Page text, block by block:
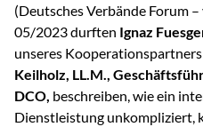
(Deutsches Verbände Forum
05/2023 durften Ignaz
unseres
Keilholz, LL.M.,
DCO, beschreiben, wie ein
Dienstleistung unkompliziert,